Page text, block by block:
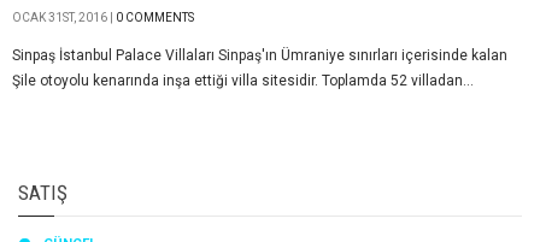
OCAK 31ST, 2016 | 0 COMMENTS
Sinpaş İstanbul Palace Villaları Sinpaş'ın Ümraniye sınırları içerisinde kalan
Şile otoyolu kenarında inşa ettiği villa sitesidir. Toplamda 52 villadan...
SATIŞ